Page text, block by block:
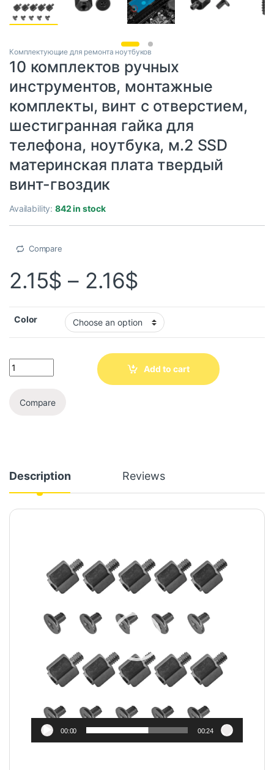
Комплектующие для ремонта ноутбуков
10 комплектов ручных
инструментов, монтажные
комплекты, винт с отверстием,
шестигранная гайка для
телефона, ноутбука, м.2 SSD
материнская плата твердый
винт-гвоздик
Availability:842 in stock
Compare
2.15$ – 2.16$
Color
Add to cart
Compare
Description Reviews
00:00 00:24